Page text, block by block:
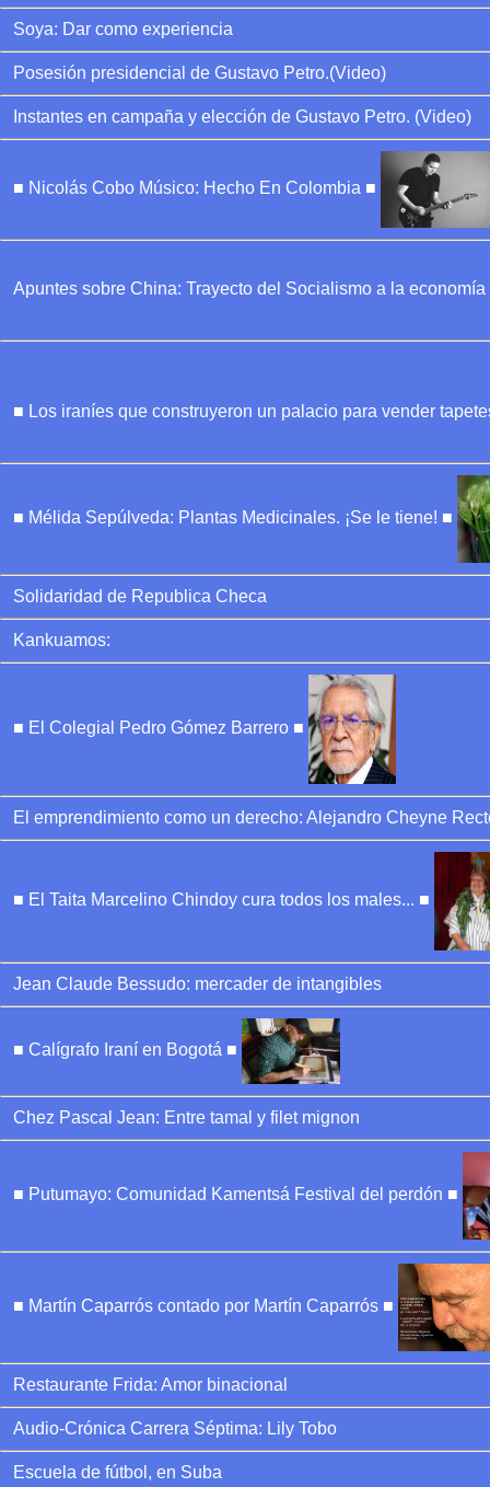
Soya: Dar como experiencia
Posesión presidencial de Gustavo Petro.(Video)
Instantes en campaña y elección de Gustavo Petro. (Video)
■ Nicolás Cobo Músico: Hecho En Colombia ■
Apuntes sobre China: Trayecto del Socialismo a la
■ Los iraníes que construyeron un palacio para vender
■ Mélida Sepúlveda: Plantas Medicinales. ¡Se le tiene! ■
Solidaridad de Republica Checa
Kankuamos:
■ El Colegial Pedro Gómez Barrero ■
El emprendimiento como un derecho: Alejandro Cheyne
■ El Taita Marcelino Chindoy cura todos los males... ■
Jean Claude Bessudo: mercader de intangibles
■ Calígrafo Iraní en Bogotá ■
Chez Pascal Jean: Entre tamal y filet mignon
■ Putumayo: Comunidad Kamentsá Festival del perdón ■
■ Martín Caparrós contado por Martín Caparrós ■
Restaurante Frida: Amor binacional
Audio-Crónica Carrera Séptima: Lily Tobo
Escuela de fútbol, en Suba